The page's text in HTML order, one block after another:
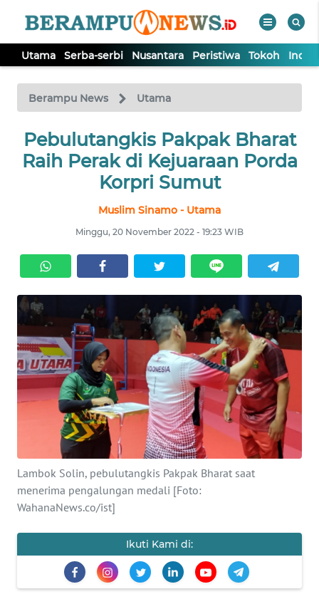
Utama Serba-serbi Nusantara Peristiwa Tokoh
Berampu News Utama
Pebulutangkis Pakpak Bharat
Raih Perak di Kejuaraan Porda
Korpri Sumut
Muslim Sinamo - Utama
Minggu, 20 November 2022 - 19:23 WIB
Lambok Solin, pebulutangkis Pakpak Bharat saat
menerima pengalungan medali [Foto:
WahanaNews.co/ist]
Ikuti Kami di:
Tutup
UTAMA
NUSANTARA
PERISTIWA
TOKOH
Informasi
INDEKS
BERITA
INFO
IKLAN
KAMI
PEDOMAN